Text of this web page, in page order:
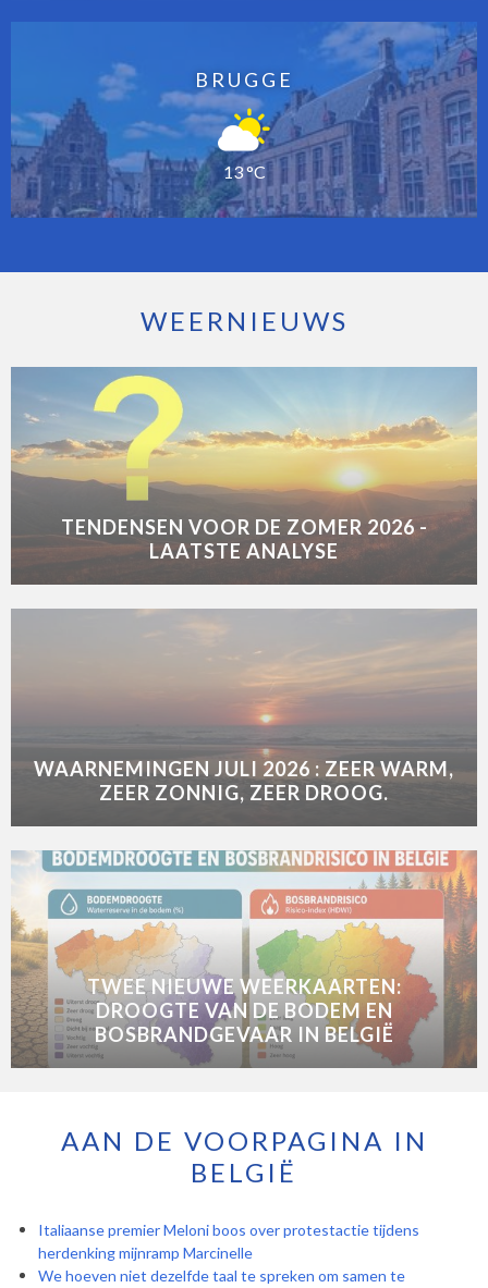
BRUGGE
13 °C
WEERNIEUWS
TENDENSEN VOOR DE ZOMER 2026 -
LAATSTE ANALYSE
WAARNEMINGEN JULI 2026 : ZEER WARM,
ZEER ZONNIG, ZEER DROOG.
TWEE NIEUWE WEERKAARTEN:
DROOGTE VAN DE BODEM EN
BOSBRANDGEVAAR IN BELGIË
AAN DE VOORPAGINA IN
BELGIË
Italiaanse premier Meloni boos over protestactie tijdens
herdenking mijnramp Marcinelle
We hoeven niet dezelfde taal te spreken om samen te